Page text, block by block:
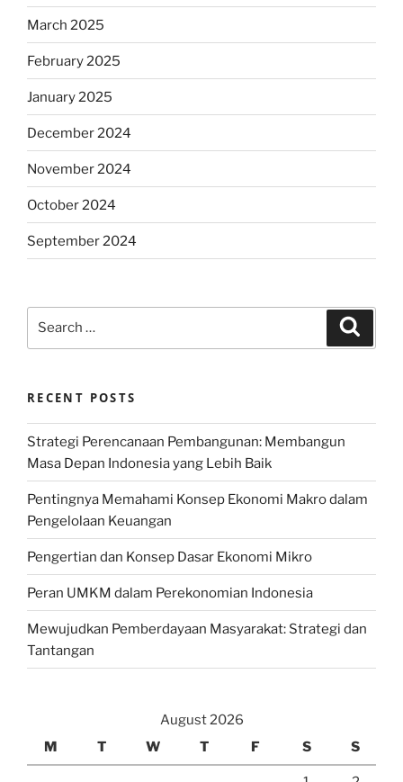
March 2025
February 2025
January 2025
December 2024
November 2024
October 2024
September 2024
RECENT POSTS
Strategi Perencanaan Pembangunan: Membangun
Masa Depan Indonesia yang Lebih Baik
Pentingnya Memahami Konsep Ekonomi Makro dalam
Pengelolaan Keuangan
Pengertian dan Konsep Dasar Ekonomi Mikro
Peran UMKM dalam Perekonomian Indonesia
Mewujudkan Pemberdayaan Masyarakat: Strategi dan
Tantangan
August 2026
M
T W T F S S